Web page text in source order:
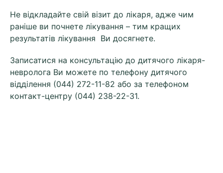
Не відкладайте свій візит до лікаря, адже чим
раніше ви почнете лікування – тим кращих
результатів лікування Ви досягнете.
Записатися на консультацію до дитячого лікаря-
невролога Ви можете по телефону дитячого
відділення (044) 272-11-82 або за телефоном
контакт-центру (044) 238-22-31.